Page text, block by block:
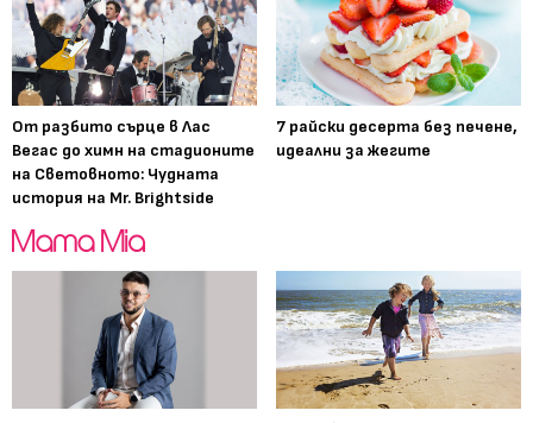
От разбито сърце в Лас
Вегас до химн на стадионите
на Световното: Чудната
история на Mr. Brightside
7 райски десерта без печене,
идеални за жегите